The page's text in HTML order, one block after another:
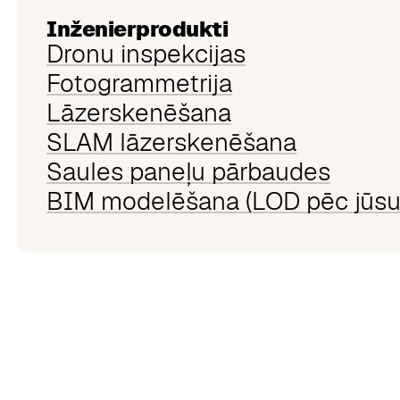
Inženierprodukti
Dronu inspekcijas
Fotogrammetrija
Lāzerskenēšana
SLAM lāzerskenēšana
Saules paneļu pārbaudes
BIM modelēšana (LOD pēc